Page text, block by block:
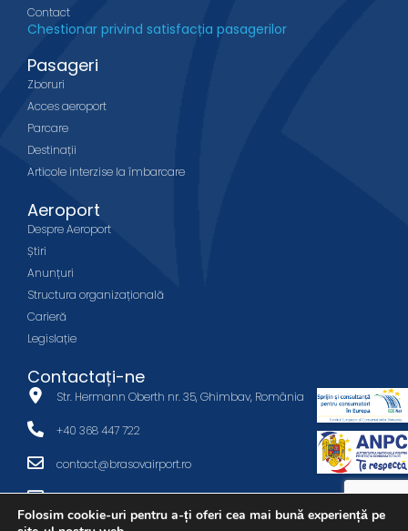
Contact
Chestionar privind satisfacția pasagerilor
Pasageri
Zboruri
Acces aeroport
Parcare
Destinații
Articole interzise la îmbarcare
Aeroport
Despre Aeroport
Știri
Anunțuri
Structura organizațională
Carieră
Legislație
Contactați-ne
Str. Hermann Oberth nr. 35, Ghimbav, România
+40 368 447 722
contact@brasovairport.ro
office@brasovairport.ro
Folosim cookie-uri pentru a-ți oferi cea mai bună experiență pe